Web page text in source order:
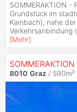
SOMMERAKTION -
Grundstück im
Kainbach), nahe der
Verkehrsanbindung
[Mehr]
8010 Graz / 590m²